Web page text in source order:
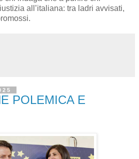
all’italiana: tra ladri avvisati,
POLEMICA E